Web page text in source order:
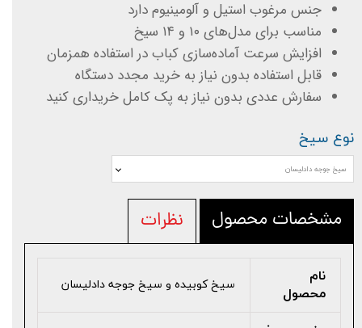
جنس مرغوب استیل و آلومینیوم دارد
مناسب برای مدل‌های ۱۰ و ۱۴ سیخ
افزایش سرعت آماده‌سازی کباب در استفاده همزمان
قابل استفاده بدون نیاز به خرید مجدد دستگاه
سفارش عددی بدون نیاز به پک کامل خریداری کنید
نوع سیخ
سیخ جوجه دادلیسان
مشخصات محصول نظرات
نام
محصول
سیخ کوبیده و سیخ جوجه دادلیسان